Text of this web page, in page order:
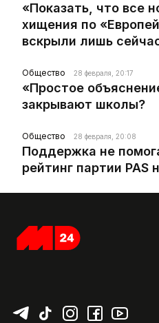
«Показать, что все
хищения по
вскрыли лишь
Общество 28 февраля, 20:17
«Простое
закрывают школы?
Общество 28 февраля, 20:08
Поддержка не
рейтинг партии PAS